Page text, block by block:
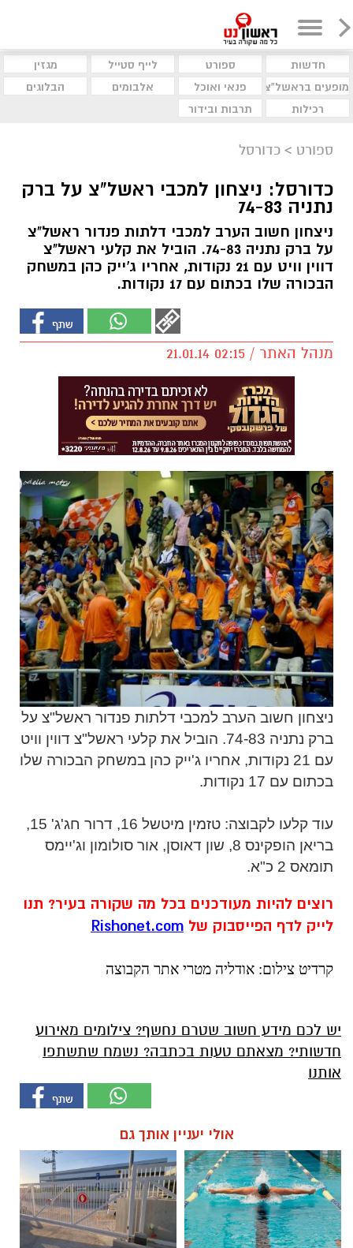
חדשות ספורט לייף סטייל
מגזין
מופעים בראשל"צ
פנאי ואוכל אלבומים
הבלוגים
רכילות
תרבות ובידור
ספורט > כדורסל
כדורסל: ניצחון למכבי ראשל"צ על ברק
נתניה 74-83
ניצחון חשוב הערב למכבי דלתות פנדור ראשל"צ
על ברק נתניה 74-83. הוביל את קלעי ראשל"צ
דווין וויט עם 21 נקודות, אחריו ג'ייק כהן במשחק
הבכורה שלו בכתום עם 17 נקודות.
מנהל האתר / 02:15 21.01.14
ניצחון חשוב הערב למכבי דלתות פנדור ראשל"צ על
ברק נתניה 74-83. הוביל את קלעי ראשל"צ דווין וויט
עם 21 נקודות, אחריו ג'ייק כהן במשחק הבכורה שלו
בכתום עם 17 נקודות.
עוד קלעו לקבוצה: טזמין מיטשל 16, דרור חג'ג' 15,
בריאן הופקינס 8, שון דאוסן, אור סולומון וג'יימס
תומאס 2 כ"א.
רוצים להיות מעודכנים בכל מה שקורה בעיר? תנו
לייק לדף הפייסבוק של Rishonet.com
קרדיט צילום: אודליה מטרי אתר הקבוצה
יש לכם מידע חשוב שטרם נחשף? צילומים מאירוע
חדשותי? מצאתם טעות בכתבה? נשמח שתשתפו
אותנו
אולי יעניין אותך גם